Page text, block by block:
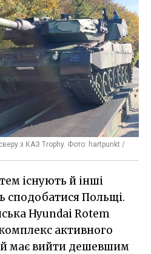
з КАЗ Trophy. Фото: hartpunkt /
існують й інші
сподобатися Польщі.
Hyundai Rotem
активного
має вийти дешевшим